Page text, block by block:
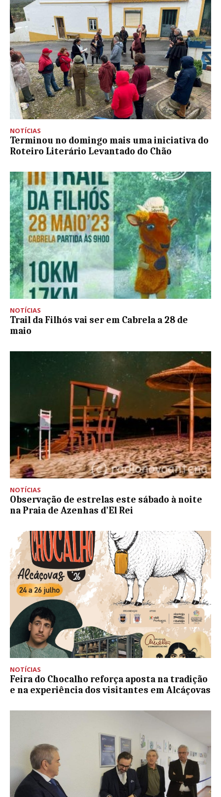
NOTÍCIAS
Terminou no domingo mais uma iniciativa do
Roteiro Literário Levantado do Chão
NOTÍCIAS
Trail da Filhós vai ser em Cabrela a 28 de
maio
NOTÍCIAS
Observação de estrelas este sábado à noite
na Praia de Azenhas d’El Rei
NOTÍCIAS
Feira do Chocalho reforça aposta na tradição
e na experiência dos visitantes em Alcáçovas